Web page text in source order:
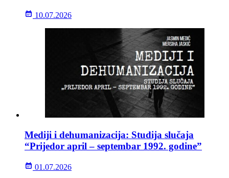
10.07.2026
Mediji i dehumanizacija: Studija slučaja
“Prijedor april – septembar 1992. godine”
01.07.2026